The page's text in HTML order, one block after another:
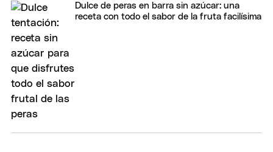
Dulce de peras en barra sin azúcar: una
receta con todo el sabor de la fruta facilísima